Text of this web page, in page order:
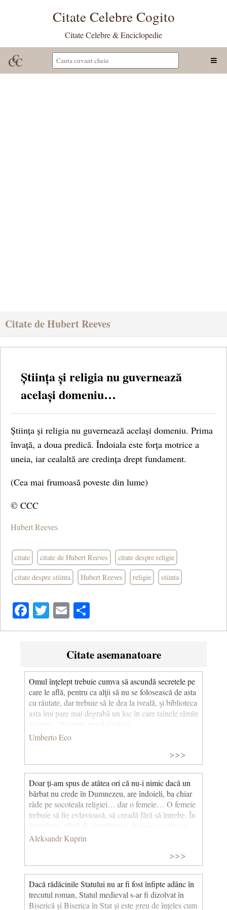
Citate Celebre Cogito
Citate Celebre & Enciclopedie
Citate de Hubert Reeves
Știința și religia nu guvernează
același domeniu…
Știința și religia nu guvernează același domeniu. Prima
învață, a doua predică. Îndoiala este forța motrice a
uneia, iar cealaltă are credința drept fundament.
(Cea mai frumoasă poveste din lume)
© CCC
Hubert Reeves
citate citate de Hubert Reeves citate despre religie
citate despre stiinta Hubert Reeves religie stiinta
Facebook
Twitter
Email
Citate asemanatoare
Omul înţelept trebuie cumva să ascundă secretele pe
care le află, pentru ca alţii să nu se folosească de asta
cu răutate, dar trebuie să le dea la iveală, şi biblioteca
asta îmi pare mai degrabă un loc în care tainele rămîn
ascunse. (Numele trandafirului)
Umberto Eco
>>>
Doar ți-am spus de atâtea ori că nu-i nimic dacă un
bărbat nu crede în Dumnezeu, are îndoieli, ba chiar
râde pe socoteala religiei… dar o femeie… O femeie
trebuie să fie evlavioasă, să creadă fără să întrebe. În
cere ocrotirea lui Dumnezeu găsesc totdeauna ceva
mișcător, feminin și frumos. (Olesia, cap. XI)
Aleksandr Kuprin
>>>
Dacă rădăcinile Statului nu ar fi fost înfipte adânc în
trecutul roman, Statul medieval s-ar fi dizolvat în
Biserică și Biserica în Stat și este greu de înțeles cum